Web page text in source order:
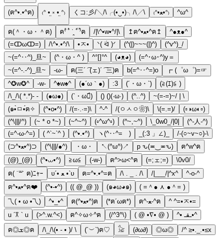
(ฅ^•.•^ฅ) ₍ᐢ •̤ ༝ •̤ ᐢ₎ くコ:彡/╲/\╭(•‿•)╮/\╱\ ₍ᐢ•ﻌ•ᐢ₎ ^ω^
ฅ(＾・ω・＾ฅ) ฅ⁽͑ ˚̀ ˙̭ ˚́ ⁾̉ฅ /|\^•w•^/|\ ↥ฅ^•ﻌ•^ฅ↥
^●ᴥ●^
(=ↀωↀ=)
/\^•.•^/\ •ㅈ• ᐠ( ᐛ )ᐟ (^(|)~~~(|)^)
(^v^)_/
~(=^‥^)_旦~
(^・ω・^ ) ^°[]°^ (◕ᴥ◕)
(=^･ω･^)y＝
~(=^-.-^)_旦~
-ω- ฅ(三´ ͡ (ェ)´ ͡ 三)ฅ b(=^‥^=)o
┏ (゜ω゜)=☞
^✪w✪^
-w- ^♠w♠^ (●´ω｀●) :3 (´・ω・`)
(≧(ｴ)≦ )
/\_/\( *.*)- -
(●ω●) (`・ω・́) () ()(·ω·) (^..^)
~(=-=)~/ | \
(๑•̀ㅁ•́ฅ✧
(^•о•^) /(=∙.∙=)\ ^-^ /(ㅇㅅㅇ❀)\ \(=.=)/
(▫️◑ω◐▫️)
(^\|||/^)
(~ * o *~) (~^~^) (▫️^ω^▫️) (^~,~^) \_0w0_/|0|
(^-人-^)
(=^-ω-^=)
( ^`~`^ ) (^•.•^) ヽ(^‥^=ゞ) _(:3 」∠)_
/-(○~v~○)-\
(⊃^•ﻌ•^)⊃
(^\|||/●^) ・ω・ ↖(^ω^)↗ p ԅ(≖‿≖ԅ)
ฅ^w^ฅ
(@)_(@)
(^•⩊•^) ≧ω≦ (-w-) ฅ^>ω<^ฅ (=;ェ;=)
\0v0/
ฅ( ˙꒳˙ ฅ)ﾆｬｰ
υ´• ﻌ •`υ ฅ=^•.•^=ฅ /\ . _ . /\ /|___/|^x^
^-o-^
ฅ^•ﻌ•^ฅ❤️
(^•-•^) (( @_@ )) (๑◕ω◕๑)
( =＾● ⋏ ●＾= )
乁( • ω •乁)
^•_•^ ฅ(^•ﻌ•^)ฅ (*ฅ´ωฅ*) ฅ^-ﻌ-^ฅ
^ ^=•ㅈ•=
u ´꓃ ` u
(>^.w.^<) ฅ^✧ω✧^ฅ (/^3^\) ( @ •∇• @ )
^• ـقـ•^
ฅ◎ܫ◎ฅ
/\_/\(• - • )/ \ (´︶`)ฅ♡ 𓃠 (∂ω∂) ◎ω◎
/^ ≥•._.•≤x